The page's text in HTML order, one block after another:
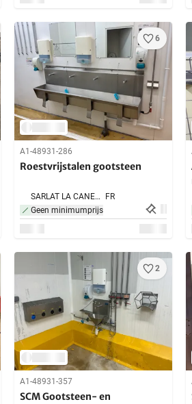
6
A1-48931-286
Roestvrijstalen gootsteen
SARLAT LA CANEDA,
FR
Geen minimumprijs
2
A1-48931-357
SCM Gootsteen- en